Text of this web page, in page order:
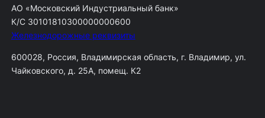
АО «Московский Индустриальный банк»
К/С 30101810300000000600
Железнодорожные реквизиты
600028, Россия, Владимирская область, г. Владимир, ул.
Чайковского, д. 25А, помещ. К2